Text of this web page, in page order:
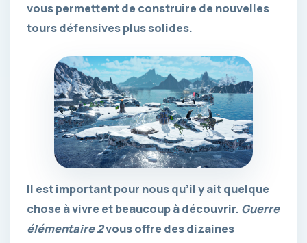
vous permettent de construire de nouvelles
tours défensives plus solides.
Il est important pour nous qu’il y ait quelque
chose à vivre et beaucoup à découvrir. Guerre
élémentaire 2vous offre des dizaines